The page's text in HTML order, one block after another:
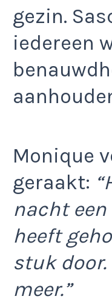
gezin.
iedereen
Monique
geraakt:
nacht
heeft
stuk
meer.”